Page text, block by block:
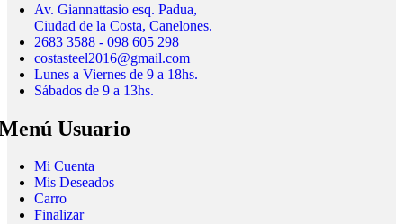
Av. Giannattasio esq. Padua,
Ciudad de la Costa, Canelones.
2683 3588 - 098 605 298
costasteel2016@gmail.com
Lunes a Viernes de 9 a 18hs.
Sábados de 9 a 13hs.
Usuario
Mi Cuenta
Mis Deseados
Carro
Finalizar